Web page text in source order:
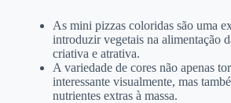
As mini pizzas coloridas são uma
introduzir vegetais na alimentação
criativa e atrativa.
A variedade de cores não apenas
interessante visualmente, mas
nutrientes extras à massa.